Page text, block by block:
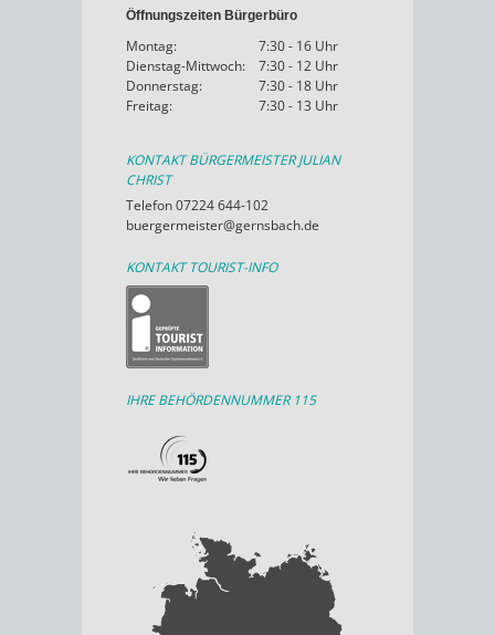
Öffnungszeiten Bürgerbüro
Montag:
7:30 - 16 Uhr
Dienstag-Mittwoch:
7:30 - 12 Uhr
Donnerstag:
7:30 - 18 Uhr
Freitag:
7:30 - 13 Uhr
KONTAKT BÜRGERMEISTER JULIAN
CHRIST
Telefon 07224 644-102
buergermeister@gernsbach.de
KONTAKT TOURIST-INFO
IHRE BEHÖRDENNUMMER 115